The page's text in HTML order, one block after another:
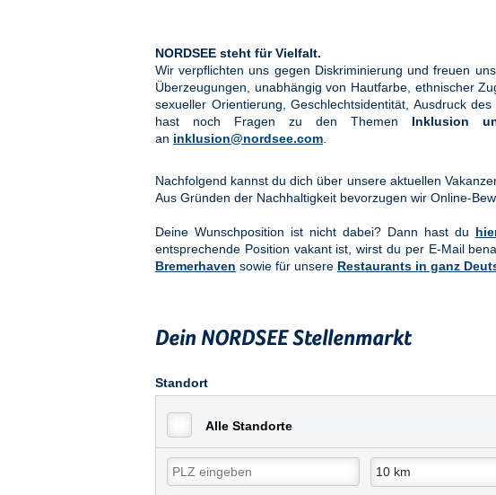
NORDSEE steht für Vielfalt.
Wir verpflichten uns gegen Diskriminierung und freuen
Überzeugungen, unabhängig von Hautfarbe, ethnischer
sexueller Orientierung, Geschlechtsidentität, Ausdruck
hast noch Fragen zu den Themen Inklusion
an inklusion@nordsee.com
Nachfolgend kannst du dich über unsere aktuellen
Aus Gründen der Nachhaltigkeit bevorzugen wir Online-
Deine Wunschposition ist nicht dabei? Dann hast du
entsprechende Position vakant ist, wirst du per E-Mail
Bremerhaven sowie für unsere Restaurants in ganz
Dein NORDSEE Stellenmarkt
Standort
Alle Standorte